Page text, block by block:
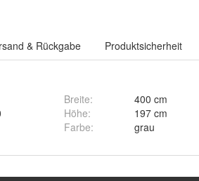
& Rückgabe Produktsicherheit
Breite:
400 cm
Höhe:
197 cm
Farbe: grau